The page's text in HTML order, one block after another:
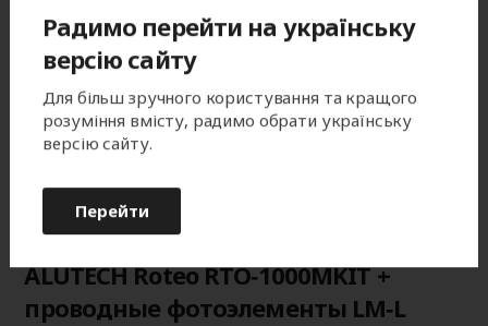
Привод для откатных ворот
ALUTECH Roteo RTO‑1000MKIT +
проводные фотоэлементы LM‑L
Радимо перейти на українську
версію сайту
Для більш зручного користування та кращого
розуміння вмісту, радимо обрати українську
версію сайту.
Перейти